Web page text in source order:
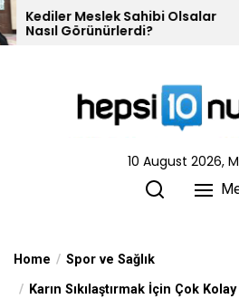
Skip
to
Olsalar 10
10 August 2026,
Home
Spor ve Sağlık
Karın Sıkılaştırmak İçin Çok